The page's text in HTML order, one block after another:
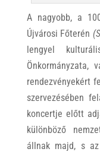
A nagyobb, a
Újvárosi Főterén
lengyel
rendezvényekért
szervezésében
koncertje előtt
különböző
állnak majd, s